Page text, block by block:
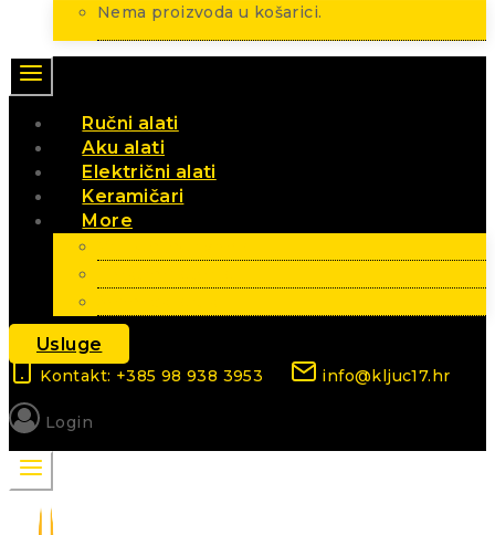
Nema proizvoda u košarici.
Ručni alati
Aku alati
Električni alati
Keramičari
More
Usluge
Kontakt: +385 98 938 3953 info@kljuc17.hr
Login